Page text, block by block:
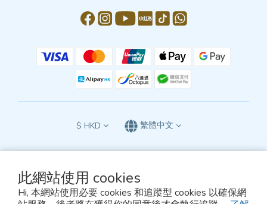
此網站使用 cookies
Hi, 本網站使用必要 cookies 和追蹤型 cookies 以確保網
$ HKD 繁體中文
本網站所有條款及細則受中華人民共和國香港特別行政區香港法院的專屬司法管轄，
須依照香港法律解釋